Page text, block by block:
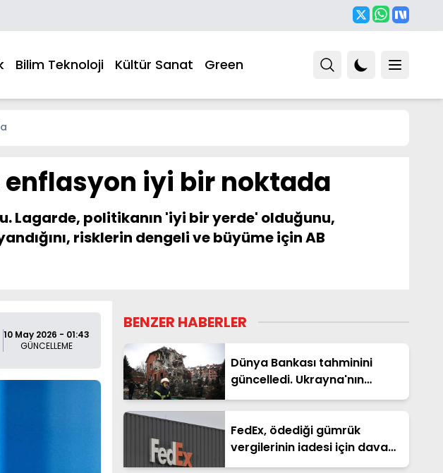
Bilim Teknoloji Kültür Sanat Green
enflasyon iyi bir noktada
Lagarde, politikanın 'iyi bir yerde' olduğunu,
risklerin dengeli ve büyüme için AB
10 May 2026 - 01:43
GÜNCELLEME
BENZER HABERLER
Dünya Bankası tahminini
güncelledi. Ukrayna'nın
yeniden inşasının maliyeti 588
FedEx, ödediği gümrük
vergilerinin iadesi için dava
açtı